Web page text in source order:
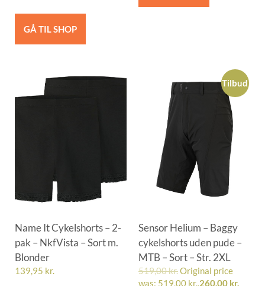
GÅ TIL SHOP
Name It Cykelshorts – 2-
pak – NkfVista – Sort m.
Blonder
139,95 kr.
Tilbud
Sensor Helium – Baggy
cykelshorts uden pude –
MTB – Sort – Str. 2XL
519,00kr.Original price
was: 519,00 kr..260,00 kr.